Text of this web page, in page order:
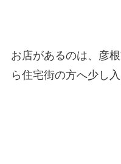
お店があるのは、彦
ら住宅街の方へ少し